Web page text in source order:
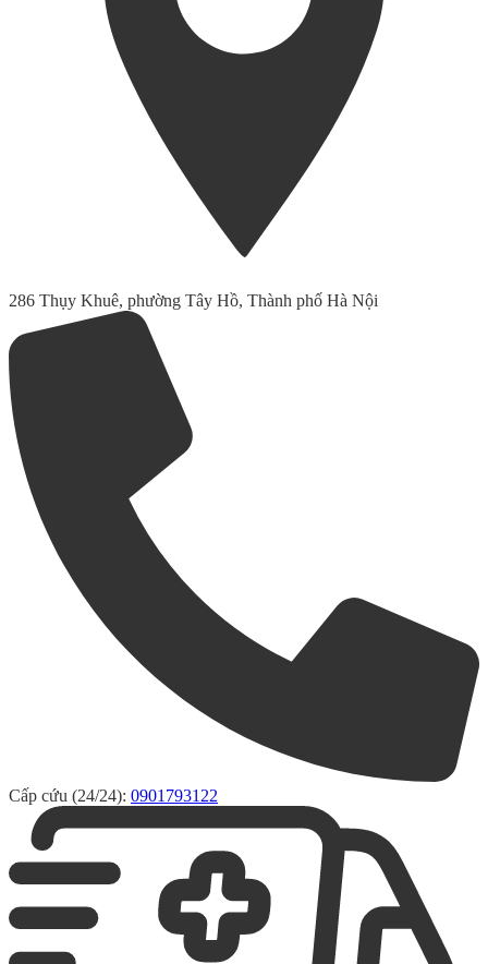
286 Thụy Khuê, phường Tây Hồ, Thành phố Hà Nội
Cấp cứu (24/24): 0901793122